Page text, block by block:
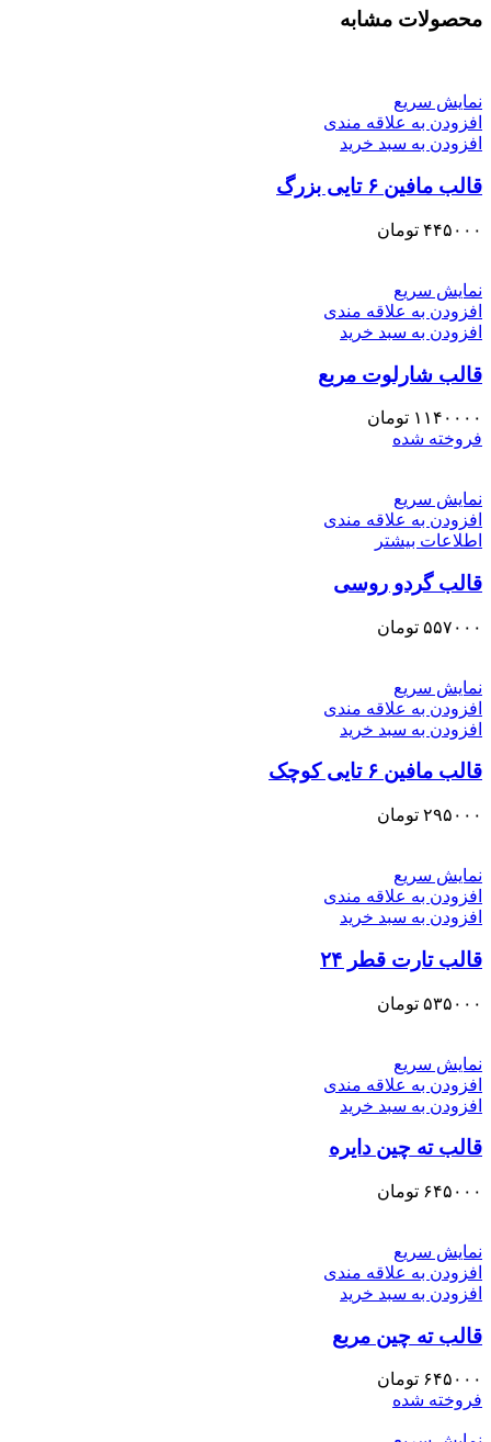
محصولات مشابه
نمایش سریع
افزودن به علاقه مندی
افزودن به سبد خرید
قالب مافین ۶ تایی بزرگ
۴۴۵۰۰۰ تومان
نمایش سریع
افزودن به علاقه مندی
افزودن به سبد خرید
قالب شارلوت مربع
۱۱۴۰۰۰۰ تومان
فروخته شده
نمایش سریع
افزودن به علاقه مندی
اطلاعات بیشتر
قالب گردو روسی
۵۵۷۰۰۰ تومان
نمایش سریع
افزودن به علاقه مندی
افزودن به سبد خرید
قالب مافین ۶ تایی کوچک
۲۹۵۰۰۰ تومان
نمایش سریع
افزودن به علاقه مندی
افزودن به سبد خرید
قالب تارت قطر ۲۴
۵۳۵۰۰۰ تومان
نمایش سریع
افزودن به علاقه مندی
افزودن به سبد خرید
قالب ته چین دایره
۶۴۵۰۰۰ تومان
نمایش سریع
افزودن به علاقه مندی
افزودن به سبد خرید
قالب ته چین مربع
۶۴۵۰۰۰ تومان
فروخته شده